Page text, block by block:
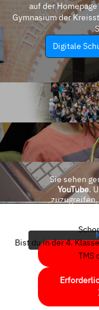
auf der
Gymnasium der
Digitale
Sie sehen
YouTube.
Bist du in der 4.
TMS